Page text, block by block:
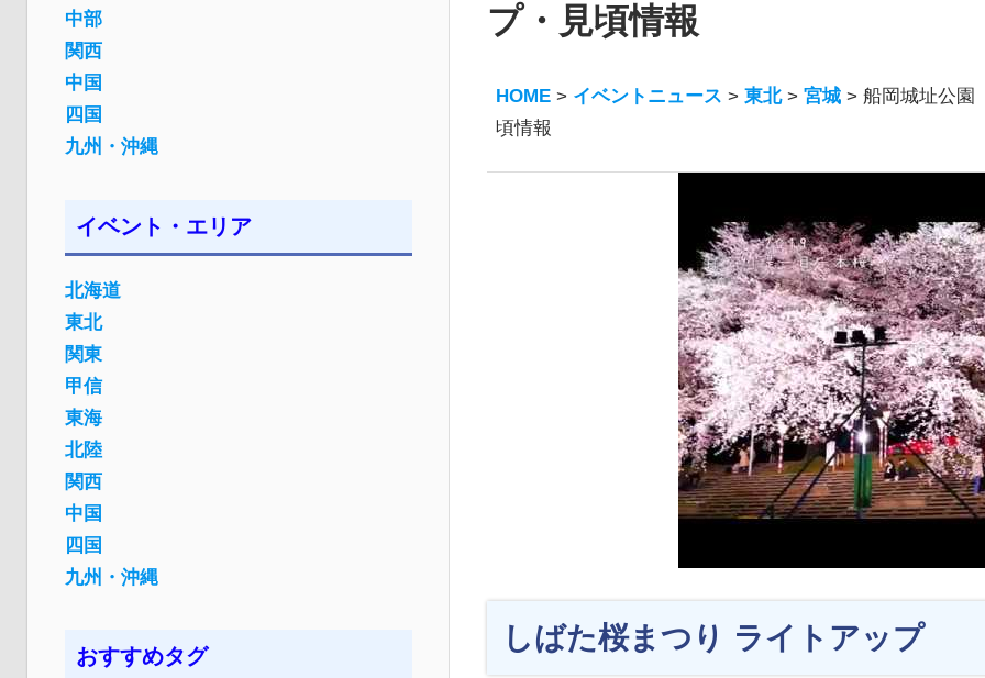
プ・見頃情報
HOME > イベントニュース >東北>宮城 >船岡城址公園
頃情報
しばた桜まつり ライトアップ
中部
関西
中国
四国
九州・沖縄
イベント・エリア
北海道
東北
関東
甲信
東海
北陸
関西
中国
四国
九州・沖縄
おすすめタグ